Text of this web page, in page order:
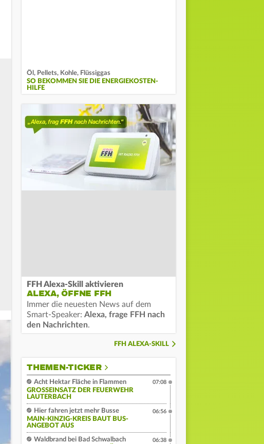
Öl, Pellets, Kohle, Flüssiggas
SO BEKOMMEN SIE DIE ENERGIEKOSTEN-
HILFE
FFH Alexa-Skill aktivieren
ALEXA, ÖFFNE FFH
Immer die neuesten News auf dem
Smart-Speaker: Alexa, frage FFH nach
den Nachrichten.
FFH ALEXA-SKILL
THEMEN-TICKER
Acht Hektar Fläche in Flammen
GROSSEINSATZ DER FEUERWEHR L
AUTERBACH
07:08
Hier fahren jetzt mehr Busse
MAIN-KINZIG-KREIS BAUT BUS-
ANGEBOT AUS
06:56
Waldbrand bei Bad Schwalbach
06:38